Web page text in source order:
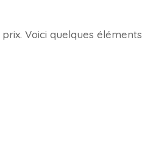
Voici quelques éléments